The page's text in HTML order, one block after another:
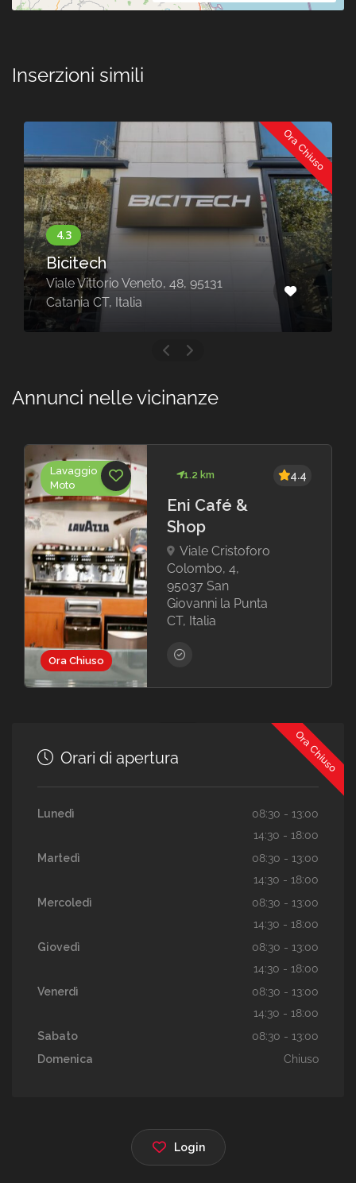
Inserzioni simili
Ora Chiuso
Bicitech
Viale Vittorio Veneto, 48, 95131
Catania CT, Italia
Annunci nelle vicinanze
Ora Chiuso
Lavaggio
Moto
1.2 km
Eni Café &
Shop
Viale Cristoforo
Colombo, 4,
95037 San
Giovanni la Punta
CT, Italia
4.4
Ora Chiuso
Orari di apertura
Lunedì
08:30 - 13:00
14:30 - 18:00
Martedì
08:30 - 13:00
14:30 - 18:00
Mercoledì
08:30 - 13:00
14:30 - 18:00
Giovedì
08:30 - 13:00
14:30 - 18:00
Venerdì
08:30 - 13:00
14:30 - 18:00
Sabato
08:30 - 13:00
Domenica
Chiuso
Login